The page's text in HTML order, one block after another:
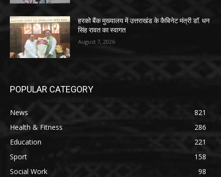
हरको बैंक मुख्यालय में उत्तराखंड के कैबिनेट मंत्री डॉ. धन
सिंह रावत का स्वागत
August 7, 2026
POPULAR CATEGORY
News
821
Health & Fitness
286
Education
221
Sport
158
Social Work
98